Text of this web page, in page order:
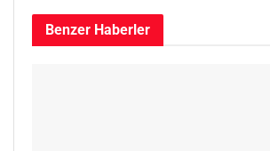
Benzer Haberler